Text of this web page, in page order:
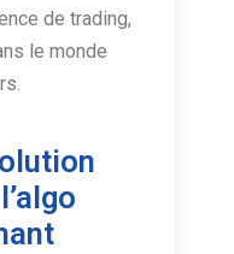
de trading,
le monde